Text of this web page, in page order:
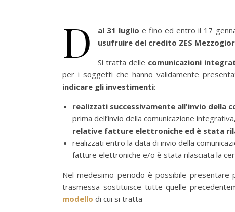
D al 31 luglioe fino ed entro il 17
usufruire del credito ZES
Si tratta delle comunicazioni
per i soggetti che hanno validamente
indicare gli investimenti:
realizzati successivamente all'invio della
prima dell’invio della comunicazione integrativa,
relative fatture elettroniche ed è stata
realizzati entro la data di invio della
fatture elettroniche e/o è stata rilasciata la
Nel medesimo periodo è possibile presentare
trasmessa sostituisce tutte quelle
modello di cui si tratta